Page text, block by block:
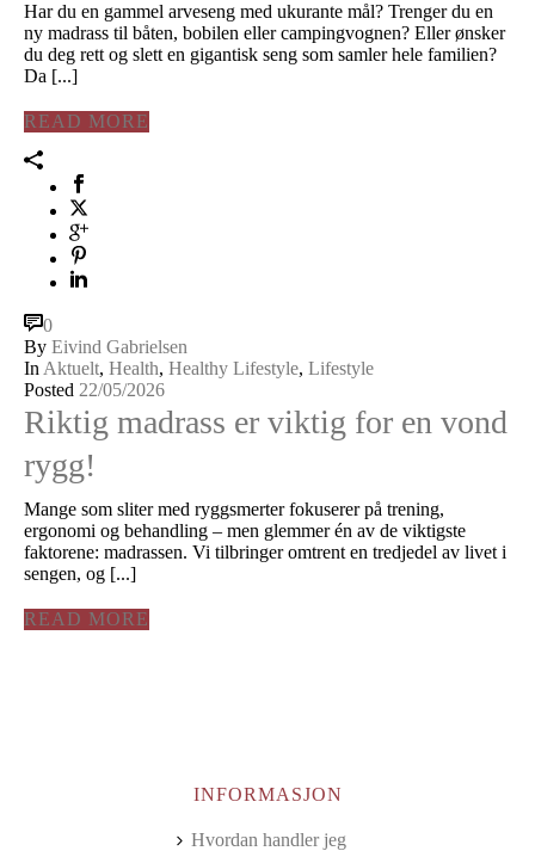
Har du en gammel arveseng med ukurante mål? Trenger du en
ny madrass til båten, bobilen eller campingvognen? Eller ønsker
du deg rett og slett en gigantisk seng som samler hele familien?
Da [...]
READ MORE
0
By Eivind Gabrielsen
In Aktuelt, Health, Healthy Lifestyle, Lifestyle
Posted 22/05/2026
Riktig madrass er viktig for en vond
rygg!
Mange som sliter med ryggsmerter fokuserer på trening,
ergonomi og behandling – men glemmer én av de viktigste
faktorene: madrassen. Vi tilbringer omtrent en tredjedel av livet i
sengen, og [...]
READ MORE
INFORMASJON
Hvordan handler jeg